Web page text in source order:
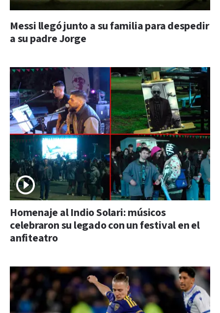
Messi llegó junto a su familia para despedir
a su padre Jorge
Homenaje al Indio Solari: músicos
celebraron su legado con un festival en el
anfiteatro